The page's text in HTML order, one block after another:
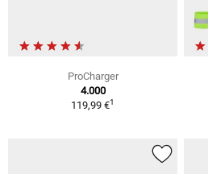
ProCharger
4.000
119,99 €1